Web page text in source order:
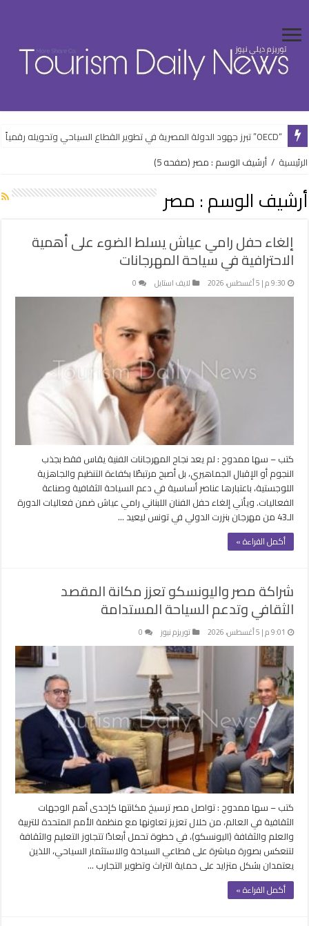
“OECD” تبرز جهود الدولة المصرية في تطوير القطاع السياحي وتحويله رقمياً
“الشباب” تفتتح فعاليات الأنشطة الرياضية بالعلمين الجديدة ضمن خطتها
الرئيسية / أرشيف الوسم : مصر (صفحه 5)
أرشيف الوسم : مصر
إلغاء حفل رامي عياش يسلط الضوء على أهمية
الاحترافية في سياحة المهرجانات
9:30 م | 5 أغسطس، 2026 لايف استايل 0
كتب – سها ممدوح : لم يعد نجاح المهرجانات الفنية يقاس فقط بجذب
النجوم أو الإقبال الجماهيري، بل أصبح مرتبطًا بكفاءة التنظيم والجاهزية
اللوجستية، باعتبارها عناصر أساسية في دعم السياحة الثقافية وصناعة
الفعاليات. ويأتي إلغاء حفل الفنان اللبناني رامي عياش ضمن فعاليات الدورة
الـ43 من مهرجان بنزرت الدولي في تونس ليعيد …
أكمل القراءة »
شراكة مصر واليونسكو تعزز مكانة المقصد
الثقافي وتدعم السياحة المستدامة
9:01 م | 5 أغسطس، 2026 توريزم نيوز 0
كتب – سها ممدوح : تواصل مصر ترسيخ مكانتها كإحدى أهم الوجهات
الثقافية في العالم، من خلال تعزيز تعاونها مع منظمة الأمم المتحدة للتربية
والعلم والثقافة (اليونسكو)، في خطوة تحمل أبعادًا تتجاوز التعليم والثقافة
لتنعكس بصورة مباشرة على قطاعي السياحة والاستثمار السياحي، اللذين
يعتمدان بشكل متزايد على حماية التراث وتطوير التجارب …
أكمل القراءة »